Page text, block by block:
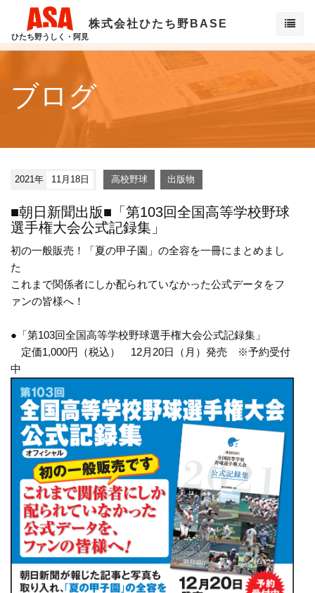
ひたち野うしく・阿見
株式会社ひたち野BASE
ブログ
2021年 11月18日 高校野球 出版物
■朝日新聞出版■「第103回全国高等学校野球
選手権大会公式記録集」
初の一般販売！「夏の甲子園」の全容を一冊にまとめまし
た
これまで関係者にしか配られていなかった公式データをフ
ァンの皆様へ！
●「第103回全国高等学校野球選手権大会公式記録集」
定価1,000円（税込） 12月20日（月）発売 ※予約受付
中